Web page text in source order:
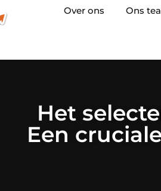
Over ons Ons
Het
Een